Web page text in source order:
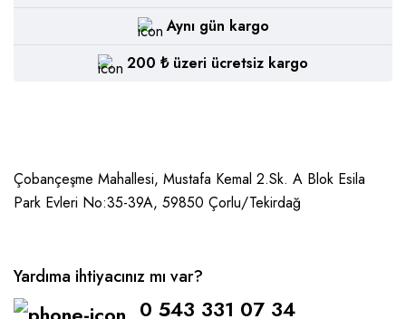
Aynı gün kargo
200 ₺ üzeri ücretsiz kargo
Çobançeşme Mahallesi, Mustafa Kemal 2.Sk. A Blok Esila
Park Evleri No:35-39A, 59850 Çorlu/Tekirdağ
Yardıma ihtiyacınız mı var?
0 543 331 07 34